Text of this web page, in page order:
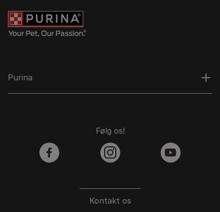
Purina
Kontakt os
Følg os!
facebook instagram youtube